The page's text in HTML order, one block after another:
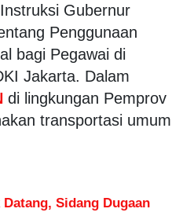
Gubernur
Penggunaan
bagi Pegawai di
Jakarta. Dalam
di lingkungan Pemprov
transportasi umum
Sidang Dugaan